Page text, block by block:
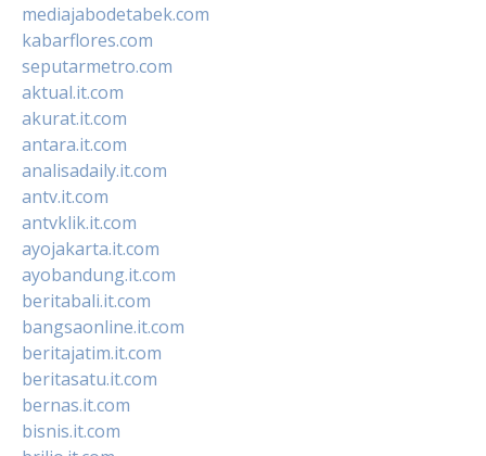
mediajabodetabek.com
kabarflores.com
seputarmetro.com
aktual.it.com
akurat.it.com
antara.it.com
analisadaily.it.com
antv.it.com
antvklik.it.com
ayojakarta.it.com
ayobandung.it.com
beritabali.it.com
bangsaonline.it.com
beritajatim.it.com
beritasatu.it.com
bernas.it.com
bisnis.it.com